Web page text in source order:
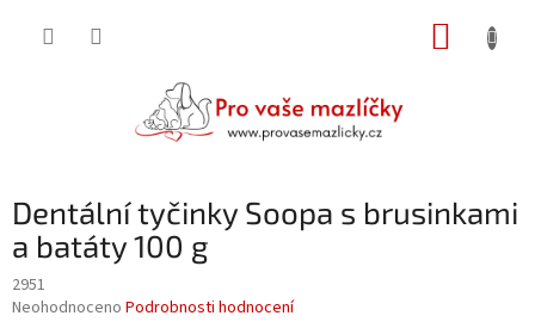
Dentální tyčinky Soopa s brusinkami
a batáty 100 g
2951
Průměrné
Neohodnoceno Podrobnosti hodnocení